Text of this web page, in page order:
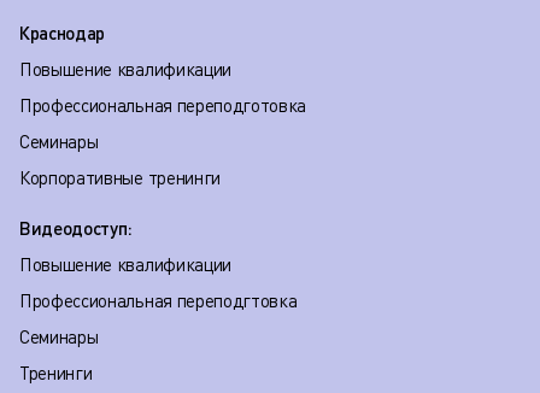
Краснодар
Повышение квалификации
Профессиональная переподготовка
Семинары
Корпоративные тренинги
Видеодоступ:
Повышение квалификации
Профессиональная переподгтовка
Семинары
Тренинги